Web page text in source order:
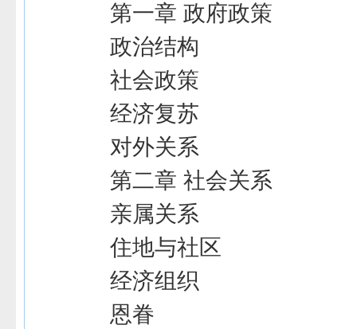
第一章 政府政策
政治结构
社会政策
经济复苏
对外关系
第二章 社会关系
亲属关系
住地与社区
经济组织
恩眷